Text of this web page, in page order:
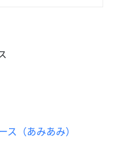
（あみあみ）